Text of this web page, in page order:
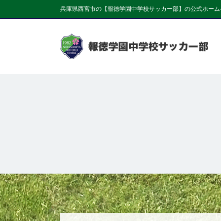
兵庫県西宮市の【報徳学園中学校サッカー部】の公式ホー